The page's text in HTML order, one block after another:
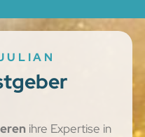
ihre Expertise in